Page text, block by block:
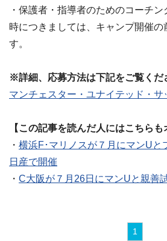
・保護者・指導者のためのコーチ
時につきましては、キャンプ開催の
す。
※詳細、応募方法は下記をご覧くだ
マンチェスター・ユナイテッド・サ
【この記事を読んだ人にはこちらも
・ 横浜F･マリノスが７月にマンUと
日産で開催
・ C大阪が７月26日にマンUと親善
1